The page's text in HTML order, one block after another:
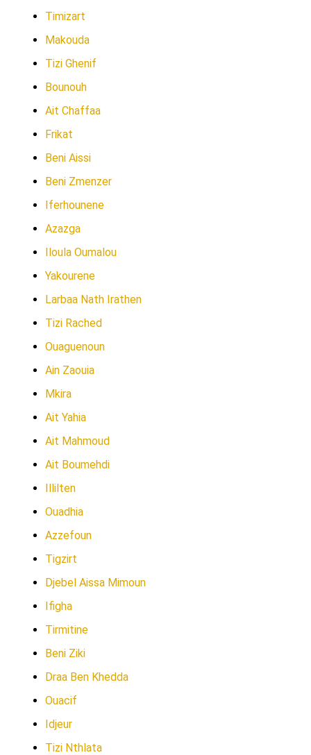
Timizart
Makouda
Tizi Ghenif
Bounouh
Ait Chaffaa
Frikat
Beni Aissi
Beni Zmenzer
Iferhounene
Azazga
Iloula Oumalou
Yakourene
Larbaa Nath Irathen
Tizi Rached
Ouaguenoun
Ain Zaouia
Mkira
Ait Yahia
Ait Mahmoud
Ait Boumehdi
Illilten
Ouadhia
Azzefoun
Tigzirt
Djebel Aissa Mimoun
Ifigha
Tirmitine
Beni Ziki
Draa Ben Khedda
Ouacif
Idjeur
Tizi Nthlata